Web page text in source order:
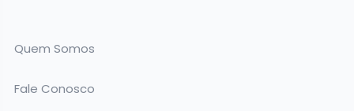
Quem Somos
Fale Conosco